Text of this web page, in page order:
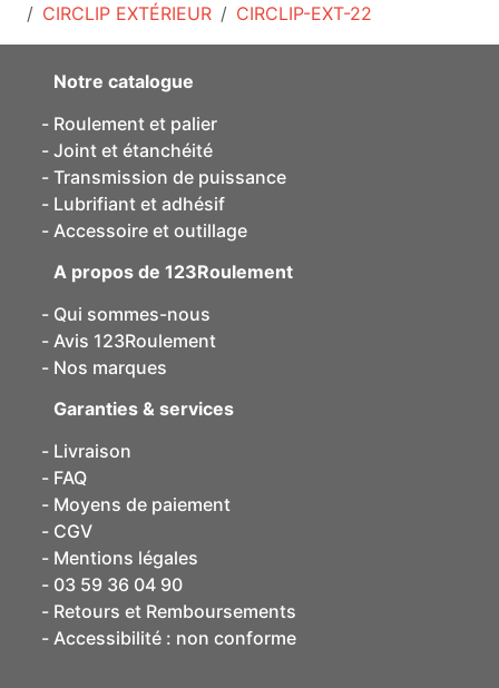
CIRCLIP EXTÉRIEUR
CIRCLIP-EXT-22
Notre catalogue
Roulement et palier
Joint et étanchéité
Transmission de puissance
Lubrifiant et adhésif
Accessoire et outillage
A propos de 123Roulement
Qui sommes-nous
Avis 123Roulement
Nos marques
Garanties & services
Livraison
FAQ
Moyens de paiement
CGV
Mentions légales
03 59 36 04 90
Retours et Remboursements
Accessibilité : non conforme